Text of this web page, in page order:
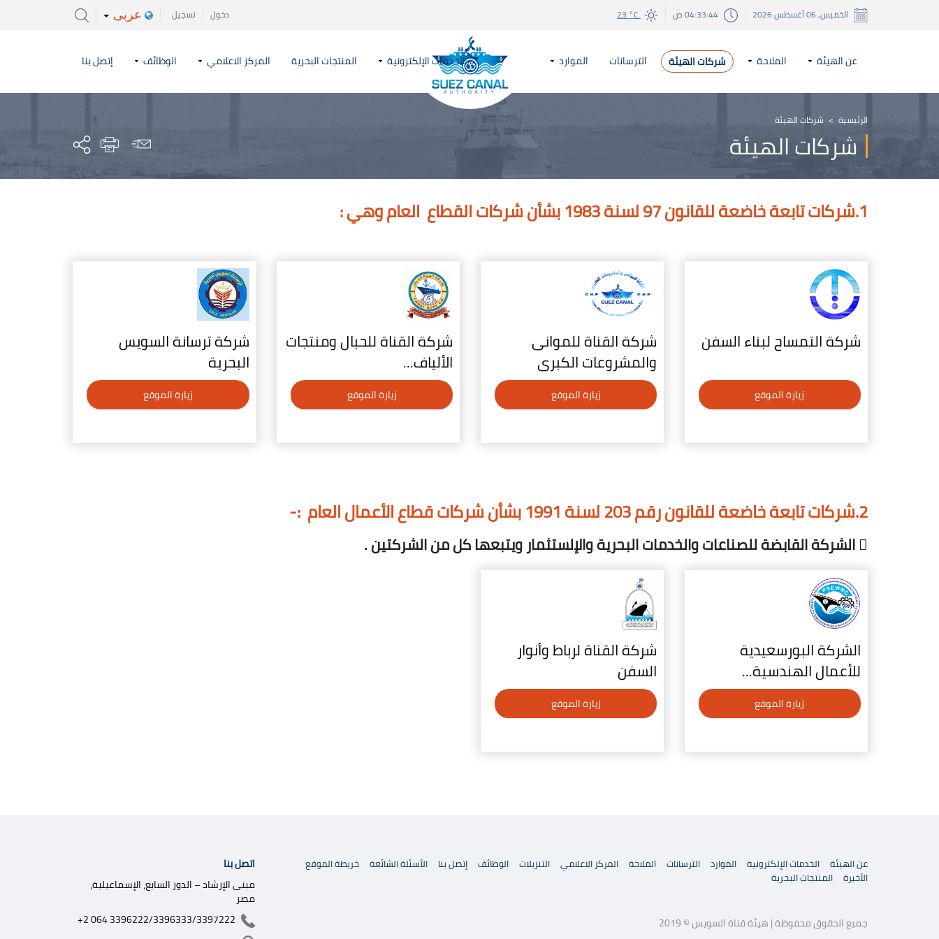
الخميس, 06 أغسطس 2026 04:33:45 ص 23 °C عربى دخول تسجيل
عن الهيئة الملاحة شركات الهيئة الترسانات الموارد الخدمات الإلكترونية المنتجات البحرية المركز الاعلامي الوظائف إتصل بنا
الرئيسية > شركات الهيئة
شركات الهيئة
1.شركات تابعة خاضعة للقانون 97 لسنة 1983 بشأن شركات القطاع العام وهي :
شركة التمساح لبناء السفن
زيارة الموقع
شركة القناة للموانى
والمشروعات الكبرى
زيارة الموقع
شركة القناة للحبال ومنتجات
الألياف...
زيارة الموقع
شركة ترسانة السويس
البحرية
زيارة الموقع
2.شركات تابعة خاضعة للقانون رقم 203 لسنة 1991 بشأن شركات قطاع الأعمال العام :-
 الشركة القابضة للصناعات والخدمات البحرية والإلستثمار ويتبعها كل من الشركتين .
الشركة البورسعيدية
للأعمال الهندسية...
زيارة الموقع
شركة القناة لرباط وأنوار
السفن
زيارة الموقع
اتصل بنا
مبنى الإرشاد – الدور السابع، الإسماعيلية،
مصر
+2 064 3396222/3396333/3397222
عن الهيئة الخدمات الإلكترونية الموارد الترسانات الملاحة المركز الاعلامي التنزيلات الوظائف إتصل بنا الأسئلة الشائعة
خريطة الموقع
الأخيرة
المنتجات البحرية
جميع الحقوق محفوظة | هيئة قناة السويس © 2019